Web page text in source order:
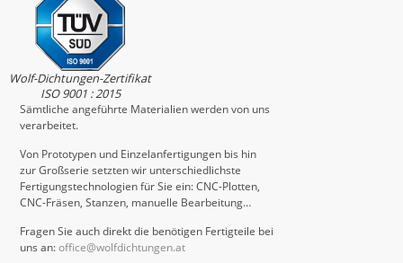
Wolf-Dichtungen-Zertifikat
ISO 9001 : 2015
Sämtliche angeführte Materialien werden von uns
verarbeitet.
Von Prototypen und Einzelanfertigungen bis hin
zur Großserie setzten wir unterschiedlichste
Fertigungstechnologien für Sie ein: CNC-Plotten,
CNC-Fräsen, Stanzen, manuelle Bearbeitung…
Fragen Sie auch direkt die benötigen Fertigteile bei
uns an:office@wolfdichtungen.at